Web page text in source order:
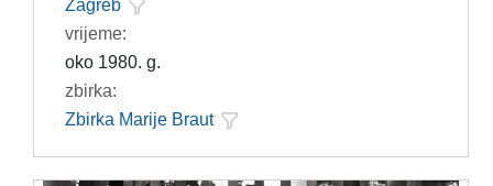
Zagreb
vrijeme:
oko 1980. g.
zbirka:
Zbirka Marije Braut